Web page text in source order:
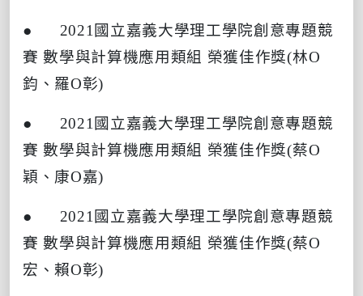
● 2021 國立嘉義大學理工學院創意專題競
賽 數學與計算機應用類組 榮獲佳作獎(林O
鈞、羅O彰)
● 2021 國立嘉義大學理工學院創意專題競
賽 數學與計算機應用類組 榮獲佳作獎(蔡O
穎、康O嘉)
● 2021 國立嘉義大學理工學院創意專題競
賽 數學與計算機應用類組 榮獲佳作獎(蔡O
宏、賴O彰)